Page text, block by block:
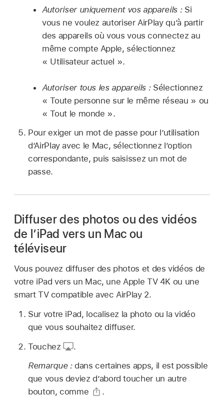
Autoriser uniquement vos appareils : Si
vous ne voulez autoriser AirPlay qu’à partir
des appareils où vous vous connectez au
même compte Apple, sélectionnez
« Utilisateur actuel ».
Autoriser tous les appareils : Sélectionnez
« Toute personne sur le même réseau » ou
« Tout le monde ».
Pour exiger un mot de passe pour l’utilisation
d’AirPlay avec le Mac, sélectionnez l’option
correspondante, puis saisissez un mot de
passe.
Diffuser des photos ou des vidéos
de l’iPad vers un Mac ou
téléviseur
Vous pouvez diffuser des photos et des vidéos de
votre iPad vers un Mac, une Apple TV 4K ou une
smart TV compatible avec AirPlay 2.
Sur votre iPad, localisez la photo ou la vidéo
que vous souhaitez diffuser.
Touchez
.
Remarque : dans certaines apps, il est possible
que vous deviez d’abord toucher un autre
bouton, comme
.